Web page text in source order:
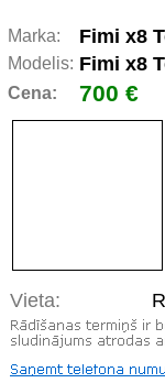
Marka: Fimi x8
Modelis: Fimi x8
Cena: 700 €
Vieta: